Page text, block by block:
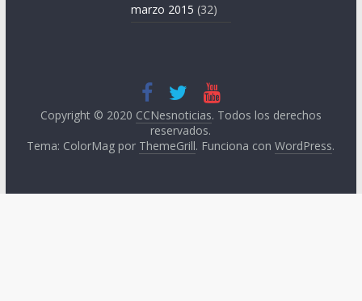
marzo 2015 (32)
Copyright © 2020 CCNesnoticias. Todos los derechos
reservados.
Tema: ColorMag por ThemeGrill. Funciona conWordPress.